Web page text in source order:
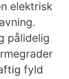
elektrisk
pålidelig
fyld